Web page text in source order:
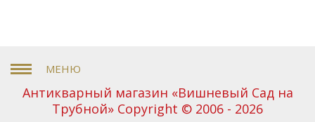
Антикварный магазин «Вишневый Сад на
Трубной» Copyright © 2006 - 2026